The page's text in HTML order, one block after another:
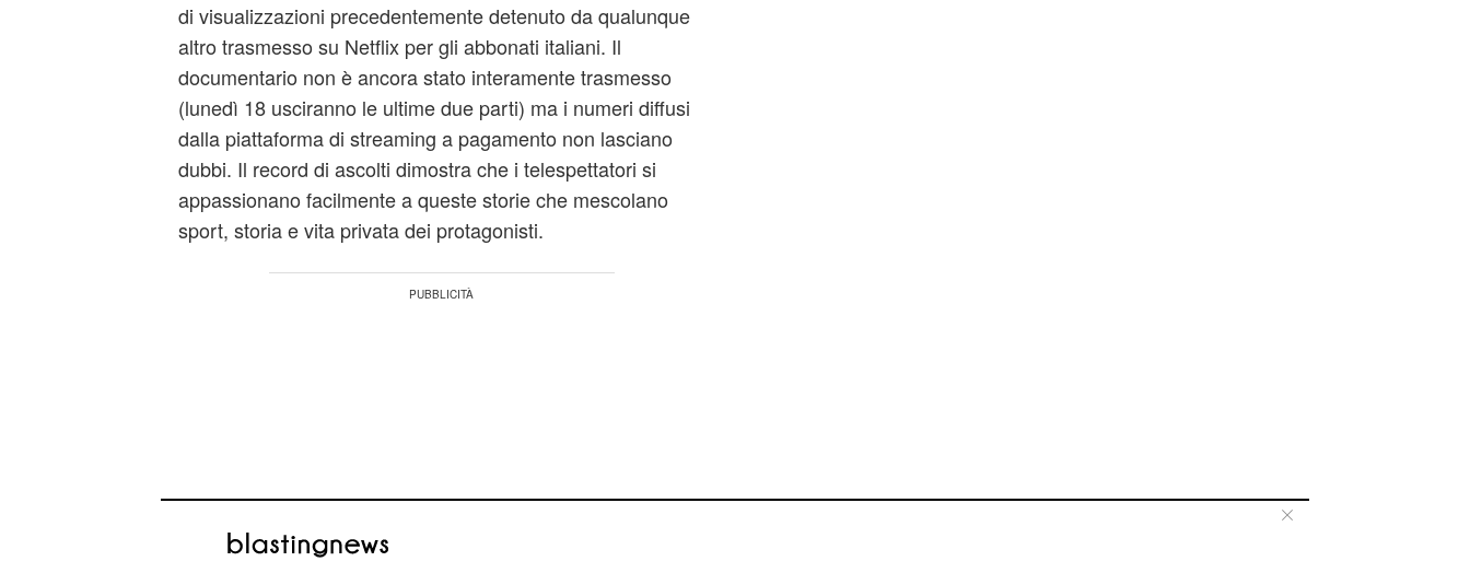
di visualizzazioni precedentemente detenuto da qualunque
altro trasmesso su Netflix per gli abbonati italiani. Il
documentario non è ancora stato interamente trasmesso
(lunedì 18 usciranno le ultime due parti) ma i numeri diffusi
dalla piattaforma di streaming a pagamento non lasciano
dubbi. Il record di ascolti dimostra che i telespettatori si
appassionano facilmente a queste storie che mescolano
sport, storia e vita privata dei protagonisti.